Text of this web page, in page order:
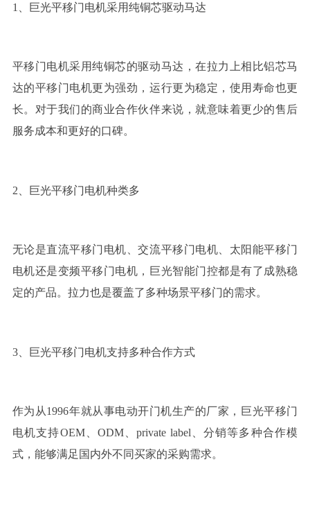
1、巨光平移门电机采用纯铜芯驱动马达
平移门电机采用纯铜芯的驱动马达，在拉力上相比铝芯马
达的平移门电机更为强劲，运行更为稳定，使用寿命也更
长。对于我们的商业合作伙伴来说，就意味着更少的售后
服务成本和更好的口碑。
2、巨光平移门电机种类多
无论是直流平移门电机、交流平移门电机、太阳能平移门
电机还是变频平移门电机，巨光智能门控都是有了成熟稳
定的产品。拉力也是覆盖了多种场景平移门的需求。
3、巨光平移门电机支持多种合作方式
作为从1996年就从事电动开门机生产的厂家，巨光平移门
电机支持OEM、ODM、private label、分销等多种合作模
式，能够满足国内外不同买家的采购需求。